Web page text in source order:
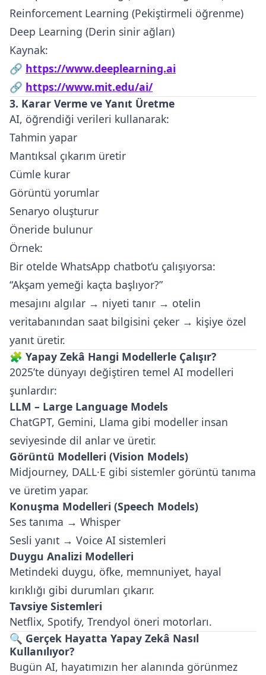
Reinforcement Learning (Pekiştirmeli öğrenme)
Deep Learning (Derin sinir ağları)
Kaynak:
🔗 https://www.deeplearning.ai
🔗 https://www.mit.edu/ai/
3. Karar Verme ve Yanıt Üretme
AI, öğrendiği verileri kullanarak:
Tahmin yapar
Mantıksal çıkarım üretir
Cümle kurar
Görüntü yorumlar
Senaryo oluşturur
Öneride bulunur
Örnek:
Bir otelde WhatsApp chatbot’u çalışıyorsa:
“Akşam yemeği kaçta başlıyor?”
mesajını algılar → niyeti tanır → otelin
veritabanından saat bilgisini çeker → kişiye özel
yanıt üretir.
🧩 Yapay Zekâ Hangi Modellerle Çalışır?
2025’te dünyayı değiştiren temel AI modelleri
şunlardır:
LLM – Large Language Models
ChatGPT, Gemini, Llama gibi modeller insan
seviyesinde dil anlar ve üretir.
Görüntü Modelleri (Vision Models)
Midjourney, DALL·E gibi sistemler görüntü tanıma
ve üretim yapar.
Konuşma Modelleri (Speech Models)
Ses tanıma → Whisper
Sesli yanıt → Voice AI sistemleri
Duygu Analizi Modelleri
Metindeki duygu, öfke, memnuniyet, hayal
kırıklığı gibi durumları çıkarır.
Tavsiye Sistemleri
Netflix, Spotify, Trendyol öneri motorları.
🔍 Gerçek Hayatta Yapay Zekâ Nasıl
Kullanılıyor?
Bugün AI, hayatımızın her alanında görünmez